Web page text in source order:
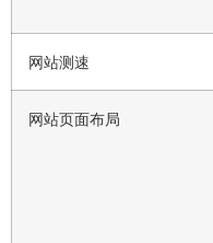
网站测速
网站页面布局